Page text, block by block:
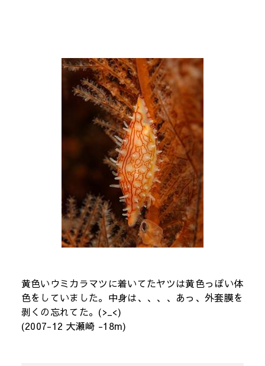
黄色いウミカラマツに着いてたヤツは黄色っぽい体
色をしていました。中身は、、、、あっ、外套膜を
剥くの忘れてた。(>_<)
(2007-12 大瀬崎 -18m)